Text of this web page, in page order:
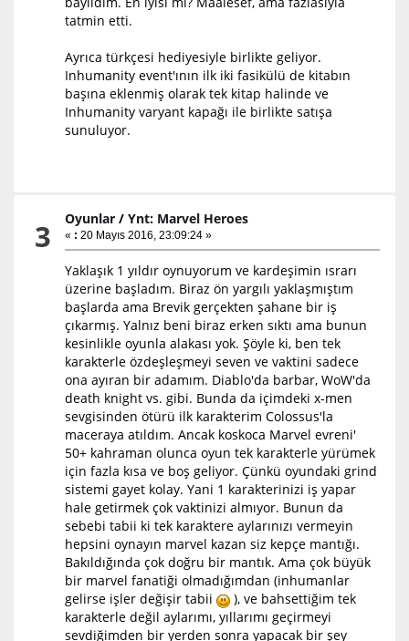
tatmin etti.
Ayrıca türkçesi hediyesiyle birlikte geliyor.
Inhumanity event'ının ilk iki fasikülü de kitabın
başına eklenmiş olarak tek kitap halinde ve
Inhumanity varyant kapağı ile birlikte satışa
sunuluyor.
3 Oyunlar /Ynt: Marvel Heroes
« : 20 Mayıs 2016, 23:09:24 »
Yaklaşık 1 yıldır oynuyorum ve kardeşimin ısrarı
üzerine başladım. Biraz ön yargılı yaklaşmıştım
başlarda ama Brevik gerçekten şahane bir iş
çıkarmış. Yalnız beni biraz erken sıktı ama bunun
kesinlikle oyunla alakası yok. Şöyle ki, ben tek
karakterle özdeşleşmeyi seven ve vaktini sadece
ona ayıran bir adamım. Diablo'da barbar, WoW'da
death knight vs. gibi. Bunda da içimdeki x-men
sevgisinden ötürü ilk karakterim Colossus'la
maceraya atıldım. Ancak koskoca Marvel evreni'
50+ kahraman olunca oyun tek karakterle yürümek
için fazla kısa ve boş geliyor. Çünkü oyundaki grind
sistemi gayet kolay. Yani 1 karakterinizi iş yapar
hale getirmek çok vaktinizi almıyor. Bunun da
sebebi tabii ki tek karaktere aylarınızı vermeyin
hepsini oynayın marvel kazan siz kepçe mantığı.
Bakıldığında çok doğru bir mantık. Ama çok büyük
bir marvel fanatiği olmadığımdan (inhumanlar
gelirse işler değişir tabii
), ve bahsettiğim tek
karakterle değil aylarımı, yıllarımı geçirmeyi
sevdiğimden bir yerden sonra yapacak bir şey